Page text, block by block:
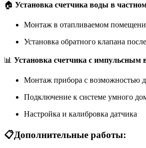
🏠 Установка счетчика воды в
Монтаж в отапливаемом
Установка обратного клапана
📊 Установка счетчика с импульсным
Монтаж прибора с возможностью
Подключение к системе умного
Настройка и калибровка датчика
📋Дополнительные работы: